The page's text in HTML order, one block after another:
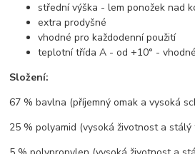
střední výška - lem ponožek nad
extra prodyšné
vhodné pro každodenní použití
teplotní třída A - od +10° -
Složení:
67 % bavlna (příjemný omak a vysoká
25 % polyamid (vysoká životnost a